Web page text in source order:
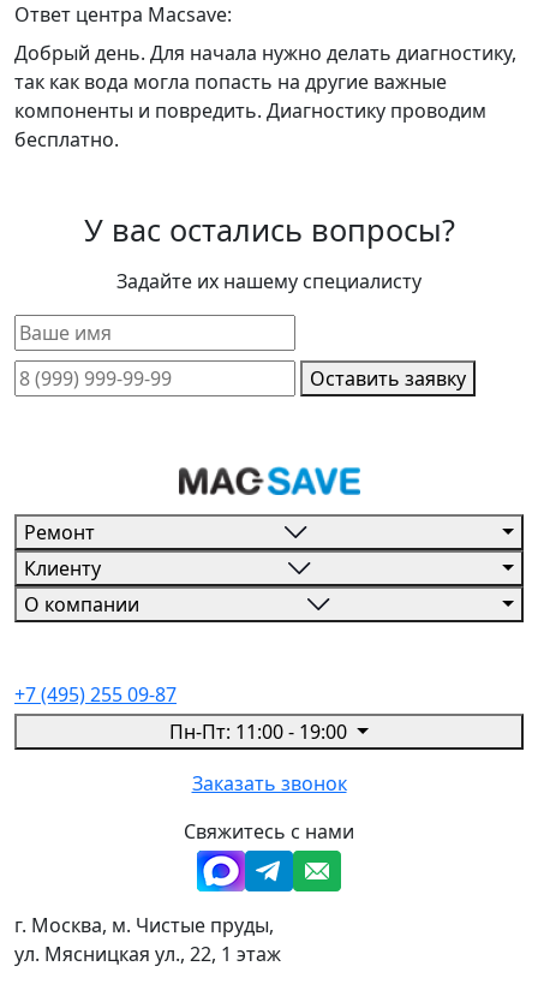
Ответ центра Macsave:
Добрый день. Для начала нужно делать диагностику,
так как вода могла попасть на другие важные
компоненты и повредить. Диагностику проводим
бесплатно.
У вас остались вопросы?
Задайте их нашему специалисту
Оставить заявку
Ремонт
Клиенту
О компании
+7 (495) 255 09-87
Пн-Пт: 11:00 - 19:00
Заказать звонок
Свяжитесь с нами
г. Москва, м. Чистые пруды,
ул. Мясницкая ул., 22, 1 этаж